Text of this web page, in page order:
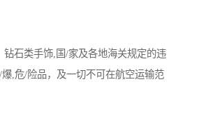
,危/险品，及一切不可在航空运输范